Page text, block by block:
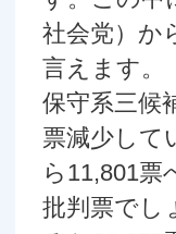
社会党）か
言えます。
保守系三候
票減少して
ら11,801
批判票でし